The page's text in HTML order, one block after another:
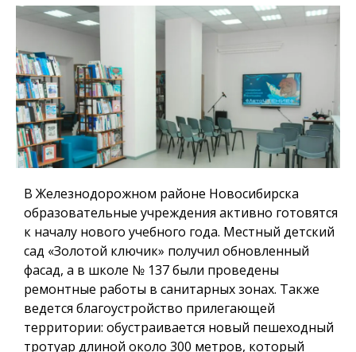
В Железнодорожном районе Новосибирска
образовательные учреждения активно готовятся
к началу нового учебного года. Местный детский
сад «Золотой ключик» получил обновленный
фасад, а в школе № 137 были проведены
ремонтные работы в санитарных зонах. Также
ведется благоустройство прилегающей
территории: обустраивается новый пешеходный
тротуар длиной около 300 метров, который